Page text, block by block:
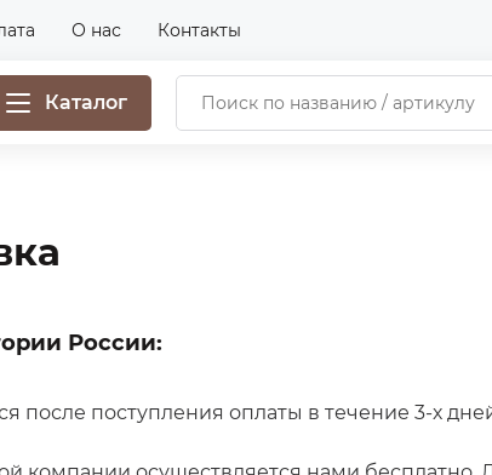
О нас Контакты
Каталог
России:
после поступления оплаты в течение 3-х